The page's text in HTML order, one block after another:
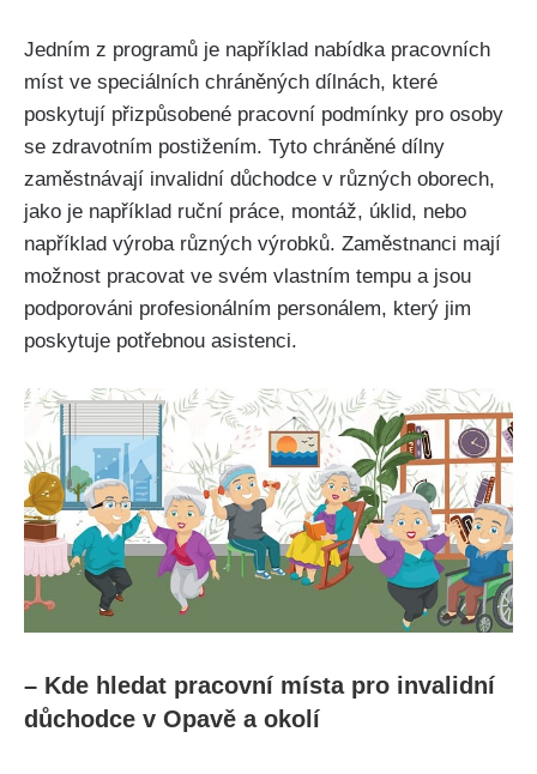
Jedním z programů je například nabídka pracovních
míst ve speciálních chráněných dílnách, které
poskytují přizpůsobené pracovní podmínky pro osoby
se zdravotním postižením. Tyto chráněné dílny
zaměstnávají invalidní důchodce v různých oborech,
jako je například ruční práce, montáž, úklid, nebo
například výroba různých výrobků. Zaměstnanci mají
možnost pracovat ve svém vlastním tempu a jsou
podporováni profesionálním personálem, který jim
poskytuje potřebnou asistenci.
– Kde hledat pracovní místa pro invalidní
důchodce v Opavě a okolí